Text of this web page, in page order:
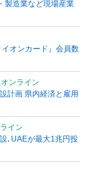
製造業など現場産業
イオンカード』会員数
ンライン
計画 県内経済と雇用
イン
､UAEが最大1兆円投